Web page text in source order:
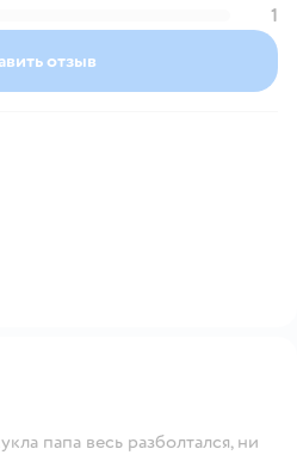
1
отзыв
папа весь разболтался, ни